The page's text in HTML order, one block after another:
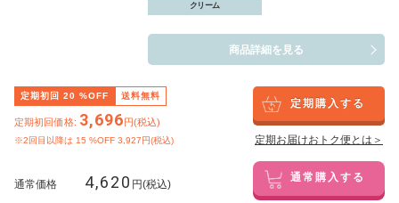
クリーム
商品詳細を見る
定期初回 20 %OFF 送料無料
定期初回価格: 3,696円(税込)
※2回目以降は 15 %OFF 3,927円(税込)
定期購入する
定期お届けおトク便とは＞
通常価格 4,620 円(税込) 通常購入する